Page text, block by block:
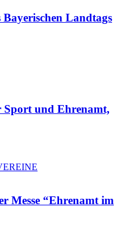
Landtags
und Ehrenamt,
Messe “Ehrenamt im